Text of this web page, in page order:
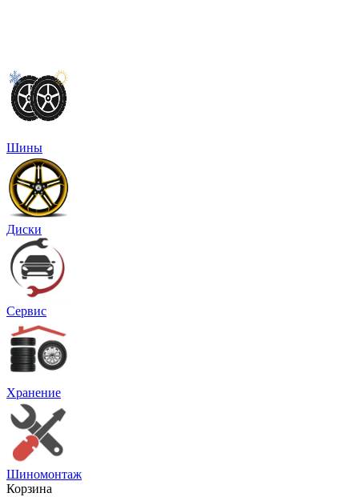
Шины
Диски
Сервис
Хранение
Шиномонтаж
Корзина